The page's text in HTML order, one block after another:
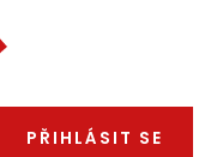
PŘIHLÁSIT SE